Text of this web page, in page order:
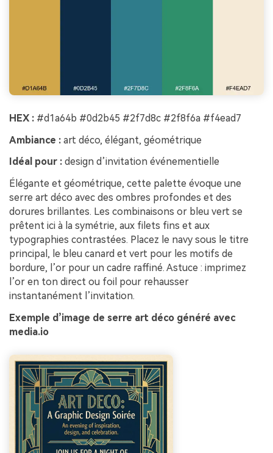
HEX : #d1a64b #0d2b45 #2f7d8c #2f8f6a #f4ead7
Ambiance : art déco, élégant, géométrique
Idéal pour : design d’invitation événementielle
Élégante et géométrique, cette palette évoque une
serre art déco avec des ombres profondes et des
dorures brillantes. Les combinaisons or bleu vert se
prêtent ici à la symétrie, aux filets fins et aux
typographies contrastées. Placez le navy sous le titre
principal, le bleu canard et vert pour les motifs de
bordure, l’or pour un cadre raffiné. Astuce : imprimez
l’or en ton direct ou foil pour rehausser
instantanément l’invitation.
Exemple d’image de serre art déco généré avec
media.io